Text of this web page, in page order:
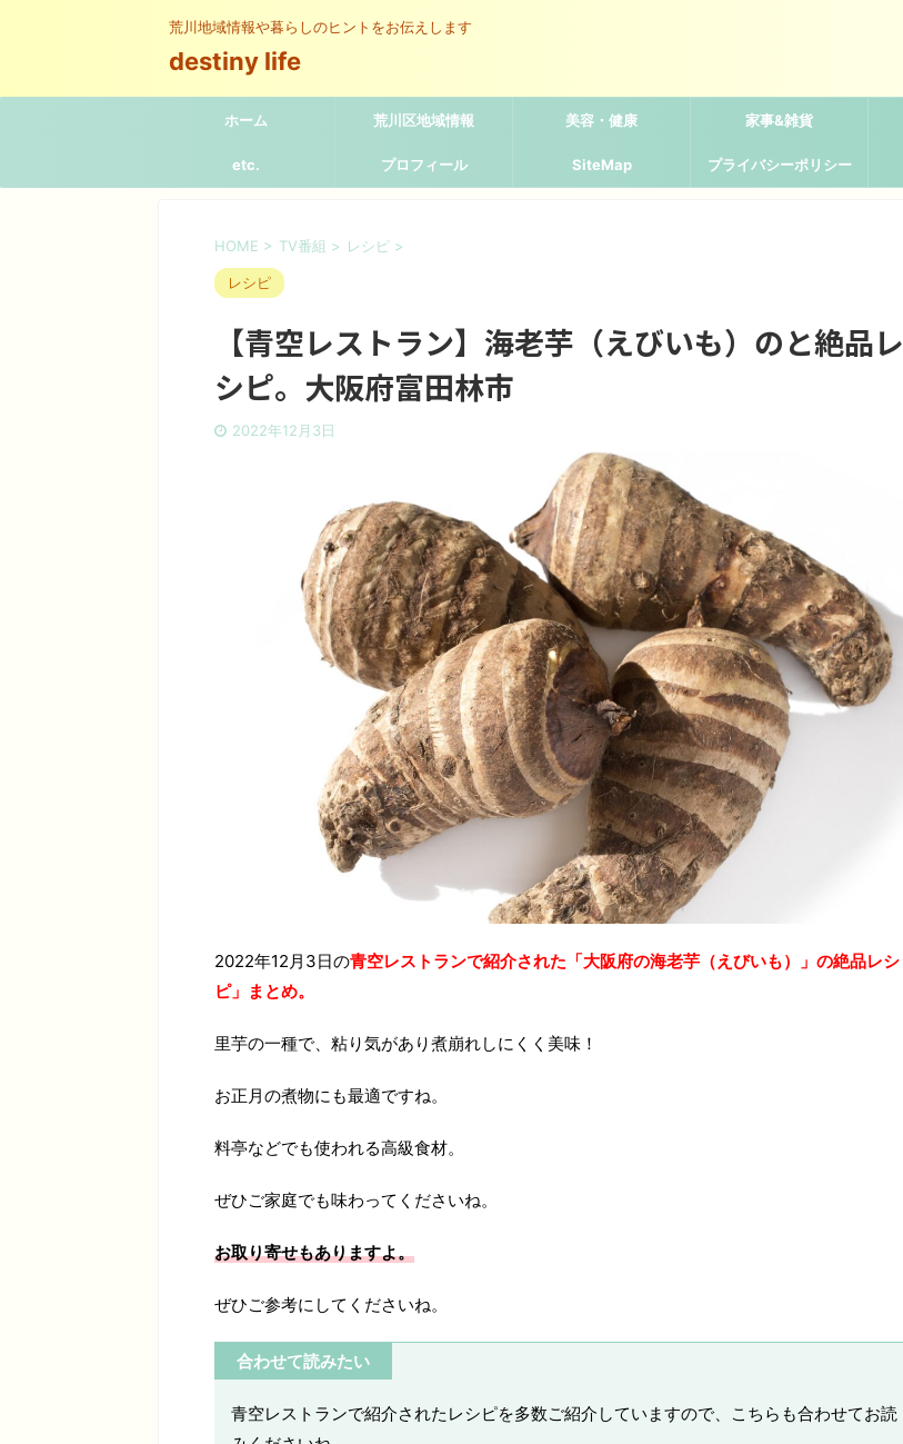
荒川地域情報や暮らしのヒントをお伝えします
destiny life
ホーム 荒川区地域情報 美容・健康 家事&雑貨
etc. プロフィール SiteMap プライバシーポリシー
HOME > TV番組 > レシピ >
レシピ
【青空レストラン】海老芋（えびいも）のと絶品レ
シピ。大阪府富田林市
2022年12月3日
2022年12月3日の青空レストランで紹介された「大阪府の海老芋（えびいも）」の絶品レシ
ピ」まとめ。
里芋の一種で、粘り気があり煮崩れしにくく美味！
お正月の煮物にも最適ですね。
料亭などでも使われる高級食材。
ぜひご家庭でも味わってくださいね。
お取り寄せもありますよ。
ぜひご参考にしてくださいね。
合わせて読みたい
青空レストランで紹介されたレシピを多数ご紹介していますので、こちらも合わせてお読